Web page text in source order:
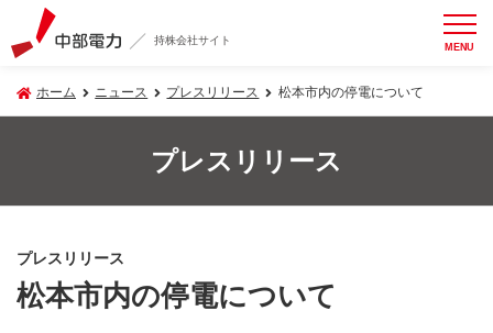
持株会社サイト MENU
ホーム ニュース プレスリリース 松本市内の停電について
プレスリリース
プレスリリース
松本市内の停電について